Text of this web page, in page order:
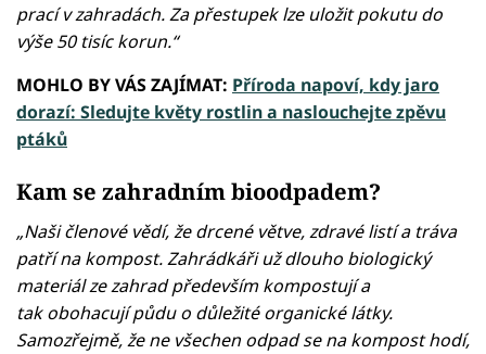
prací v zahradách. Za přestupek lze uložit pokutu do
výše 50 tisíc korun.“
MOHLO BY VÁS ZAJÍMAT: Příroda napoví, kdy jaro
dorazí: Sledujte květy rostlin a naslouchejte zpěvu
ptáků
Kam se zahradním bioodpadem?
„Naši členové vědí, že drcené větve, zdravé listí a tráva
patří na kompost. Zahrádkáři už dlouho biologický
materiál ze zahrad především kompostují a
tak obohacují půdu o důležité organické látky.
Samozřejmě, že ne všechen odpad se na kompost hodí,